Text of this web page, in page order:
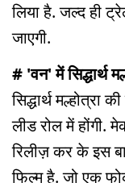
लिया है. जल्द ही
जाएगी.
# 'वन' में सिद्धार्थ
सिद्धार्थ मल्होत्रा
लीड रोल में होंगी.
रिलीज़ कर के इस
फिल्म है. जो एक